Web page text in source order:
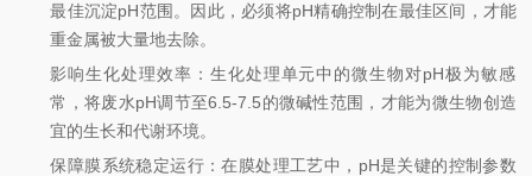
最佳沉淀pH范围。因此，必须将pH精确控制在最佳区间，才能
重金属被大量地去除。
影响生化处理效率：生化处理单元中的微生物对pH极为敏感
常，将废水pH调节至6.5-7.5的微碱性范围，才能为微生物创造
宜的生长和代谢环境。
保障膜系统稳定运行：在膜处理工艺中，pH是关键的控制参数